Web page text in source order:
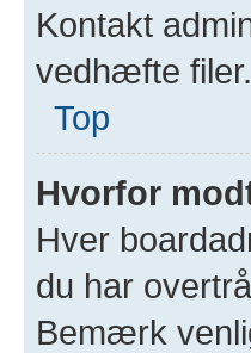
Kontakt
vedhæfte filer.
Top
Hvorfor
Hver
du har
Bemærk